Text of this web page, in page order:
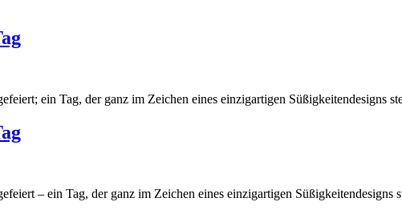
ein Tag, der ganz im Zeichen eines einzigartigen Süßigkeitendesigns
– ein Tag, der ganz im Zeichen eines einzigartigen Süßigkeitendesigns